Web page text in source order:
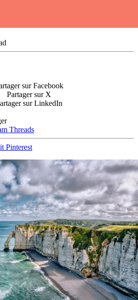
sur Facebook
Partager sur X
sur LinkedIn
Threads
Pinterest